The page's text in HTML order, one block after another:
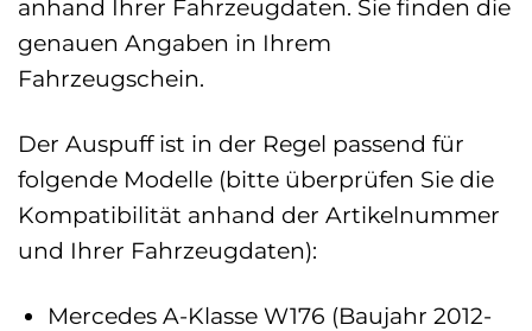
anhand Ihrer Fahrzeugdaten. Sie finden die
genauen Angaben in Ihrem
Fahrzeugschein.
Der Auspuff ist in der Regel passend für
folgende Modelle (bitte überprüfen Sie die
Kompatibilität anhand der Artikelnummer
und Ihrer Fahrzeugdaten):
Mercedes A-Klasse W176 (Baujahr 2012-